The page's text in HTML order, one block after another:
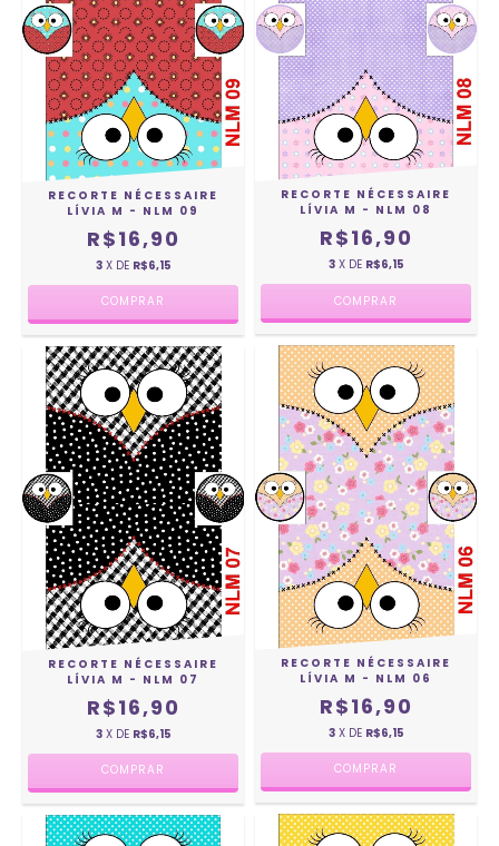
RECORTE NÉCESSAIRE
LÍVIA M - NLM 09
R$16,90
3 X DE R$6,15
RECORTE NÉCESSAIRE
LÍVIA M - NLM 08
R$16,90
3 X DE R$6,15
RECORTE NÉCESSAIRE
LÍVIA M - NLM 07
R$16,90
3 X DE R$6,15
RECORTE NÉCESSAIRE
LÍVIA M - NLM 06
R$16,90
3 X DE R$6,15